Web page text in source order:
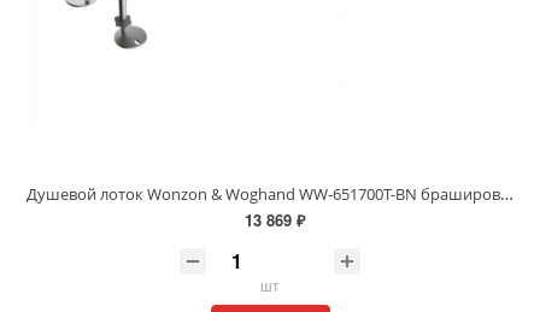
Душевой лоток Wonzon & Woghand WW-651700T-BN брашированный никель
13 869 ₽
шт